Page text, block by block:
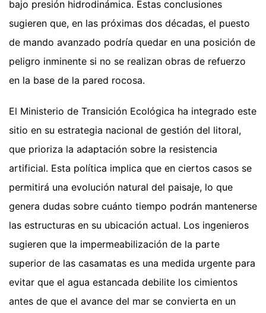
bajo presión hidrodinámica. Estas conclusiones
sugieren que, en las próximas dos décadas, el puesto
de mando avanzado podría quedar en una posición de
peligro inminente si no se realizan obras de refuerzo
en la base de la pared rocosa.
El Ministerio de Transición Ecológica ha integrado este
sitio en su estrategia nacional de gestión del litoral,
que prioriza la adaptación sobre la resistencia
artificial. Esta política implica que en ciertos casos se
permitirá una evolución natural del paisaje, lo que
genera dudas sobre cuánto tiempo podrán mantenerse
las estructuras en su ubicación actual. Los ingenieros
sugieren que la impermeabilización de la parte
superior de las casamatas es una medida urgente para
evitar que el agua estancada debilite los cimientos
antes de que el avance del mar se convierta en un